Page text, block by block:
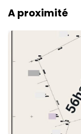
A proximité